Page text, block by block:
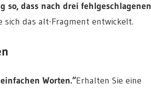
so, dass nach drei fehlgeschlagenen
sich das alt-Fragment entwickelt.
Worten.“Erhalten Sie eine